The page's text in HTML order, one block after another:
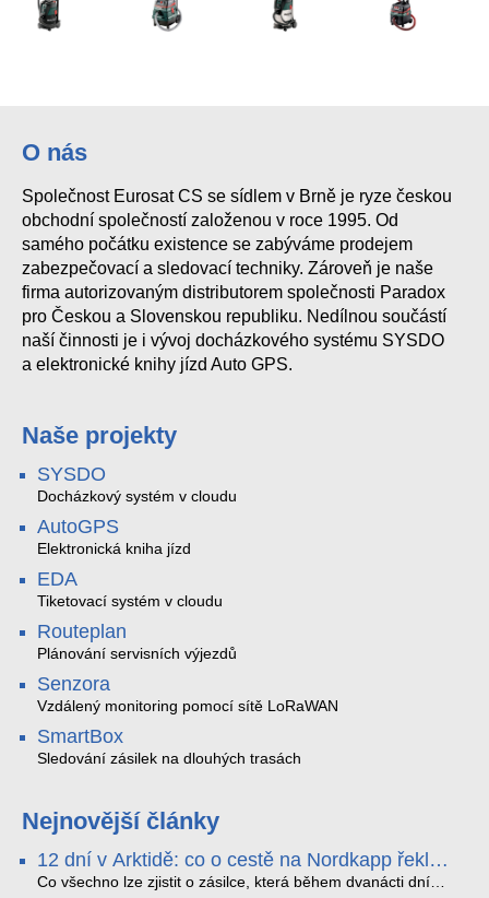
O nás
Společnost Eurosat CS se sídlem v Brně je ryze českou
obchodní společností založenou v roce 1995. Od
samého počátku existence se zabýváme prodejem
zabezpečovací a sledovací techniky. Zároveň je naše
firma autorizovaným distributorem společnosti Paradox
pro Českou a Slovenskou republiku. Nedílnou součástí
naší činnosti je i vývoj docházkového systému SYSDO
a elektronické knihy jízd Auto GPS.
Naše projekty
SYSDO
Docházkový systém v cloudu
AutoGPS
Elektronická kniha jízd
EDA
Tiketovací systém v cloudu
Routeplan
Plánování servisních výjezdů
Senzora
Vzdálený monitoring pomocí sítě LoRaWAN
SmartBox
Sledování zásilek na dlouhých trasách
Nejnovější články
12 dní v Arktidě: co o cestě na Nordkapp řekla
data ze SMARTBOX 2 MAX
Co všechno lze zjistit o zásilce, která během dvanácti dní